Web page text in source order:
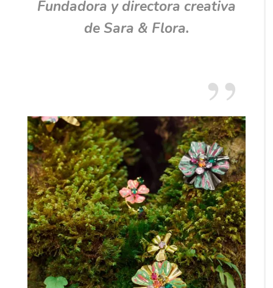
Fundadora y directora creativa
de Sara & Flora.